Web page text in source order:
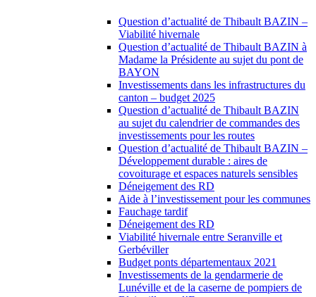
Question d’actualité de Thibault BAZIN –
Viabilité hivernale
Question d’actualité de Thibault BAZIN à
Madame la Présidente au sujet du pont de
BAYON
Investissements dans les infrastructures du
canton – budget 2025
Question d’actualité de Thibault BAZIN
au sujet du calendrier de commandes des
investissements pour les routes
Question d’actualité de Thibault BAZIN –
Développement durable : aires de
covoiturage et espaces naturels sensibles
Déneigement des RD
Aide à l’investissement pour les communes
Fauchage tardif
Déneigement des RD
Viabilité hivernale entre Seranville et
Gerbéviller
Budget ponts départementaux 2021
Investissements de la gendarmerie de
Lunéville et de la caserne de pompiers de